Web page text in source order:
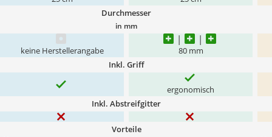
Durchmesser
in mm
keine Herstellerangabe 80 mm
Inkl. Griff
ergonomisch
Inkl. Abstreifgitter
Vorteile